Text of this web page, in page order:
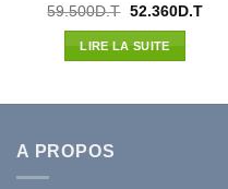
59.500D.T Le
initial
était :
52.360D.TLe
LIRE LA SUITE
A PROPOS